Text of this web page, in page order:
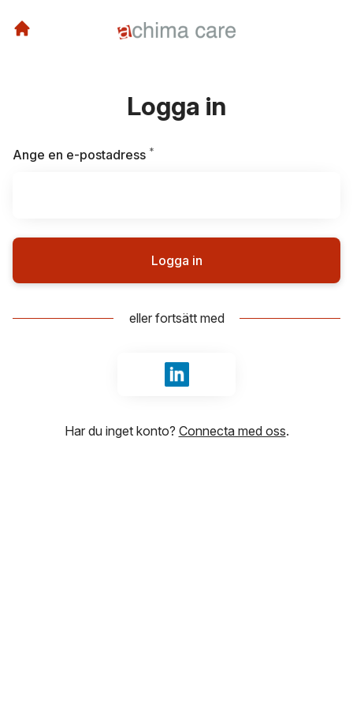
Logga in
Ange en e-postadress *
Logga in
eller fortsätt med
Logga in med LinkedIn
Har du inget konto? Connecta med oss.